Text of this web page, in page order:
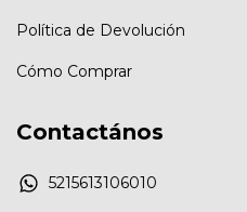
Política de Devolución
Cómo Comprar
Contactános
5215613106010